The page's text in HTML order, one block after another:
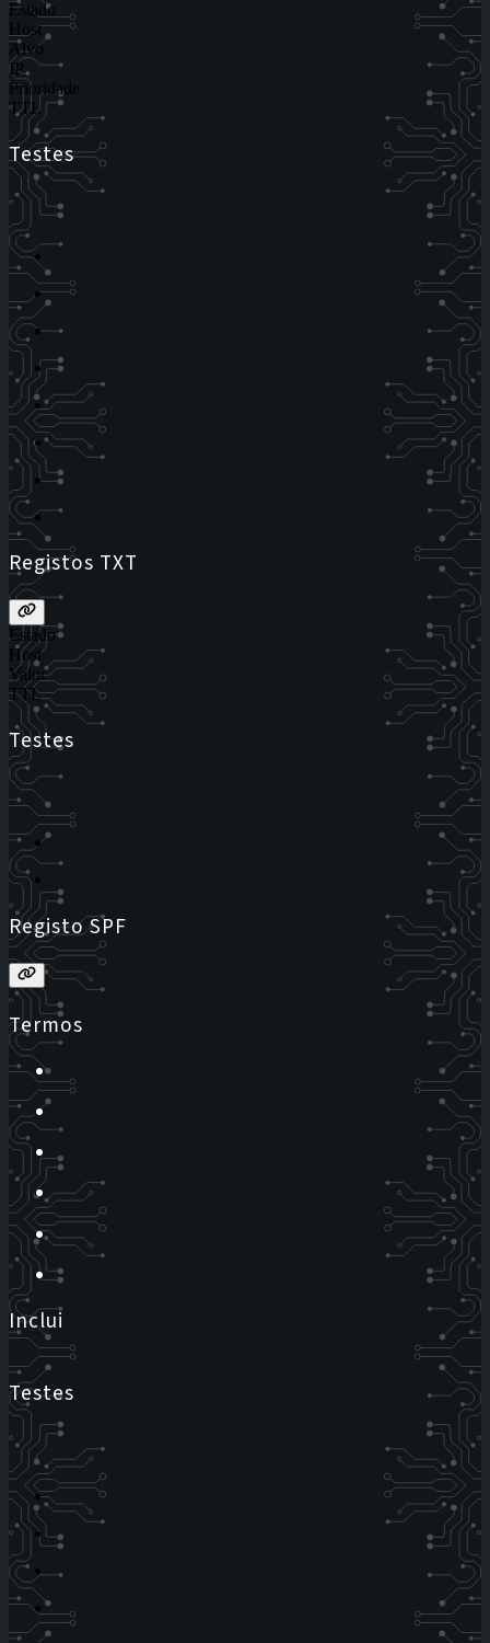
Estado
Host
Alvo
IP
Prioridade
TTL
Testes
Registos TXT
Estado
Host
Valor
TTL
Testes
Registo SPF
Termos
Inclui
Testes